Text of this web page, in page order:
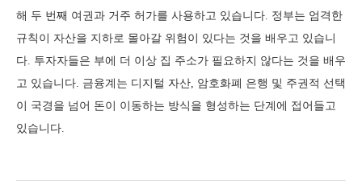
해 두 번째 여권과 거주 허가를 사용하고 있습니다. 정부는 엄격한
규칙이 자산을 지하로 몰아갈 위험이 있다는 것을 배우고 있습니
다. 투자자들은 부에 더 이상 집 주소가 필요하지 않다는 것을 배우
고 있습니다. 금융계는 디지털 자산, 암호화폐 은행 및 주권적 선택
이 국경을 넘어 돈이 이동하는 방식을 형성하는 단계에 접어들고
있습니다.